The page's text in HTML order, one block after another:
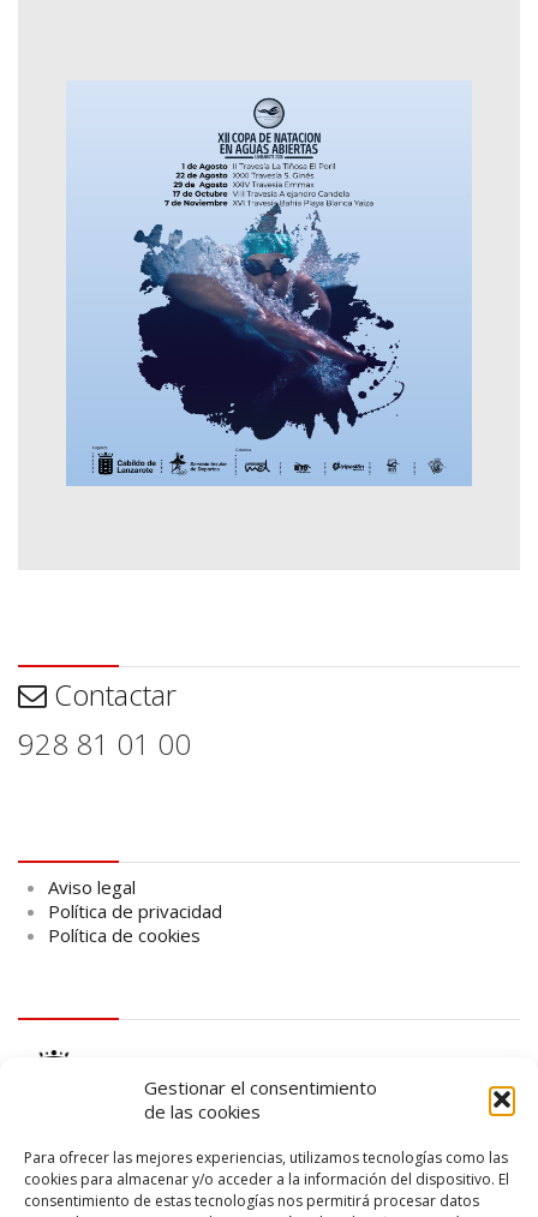
Gestionar el consentimiento
de las cookies
Para ofrecer las mejores experiencias, utilizamos tecnologías como las
cookies para almacenar y/o acceder a la información del dispositivo. El
consentimiento de estas tecnologías nos permitirá procesar datos
Contactar
928 81 01 00
Aviso legal
Política de privacidad
Política de cookies